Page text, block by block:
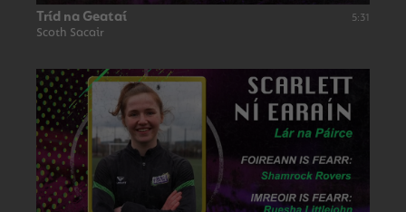
Tríd na Geataí
Scoth Sacair
5:31